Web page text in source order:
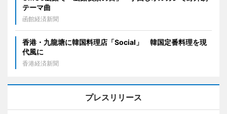
テーマ曲
函館経済新聞
香港・九龍塘に韓国料理店「Social」 韓国定番料理を現
代風に
香港経済新聞
プレスリリース